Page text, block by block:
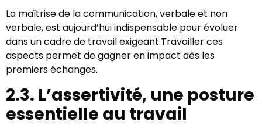
La maîtrise de la communication, verbale et non
verbale, est aujourd’hui indispensable pour évoluer
dans un cadre de travail exigeant.Travailler ces
aspects permet de gagner en impact dès les
premiers échanges.
2.3. L’assertivité, une posture
essentielle au travail